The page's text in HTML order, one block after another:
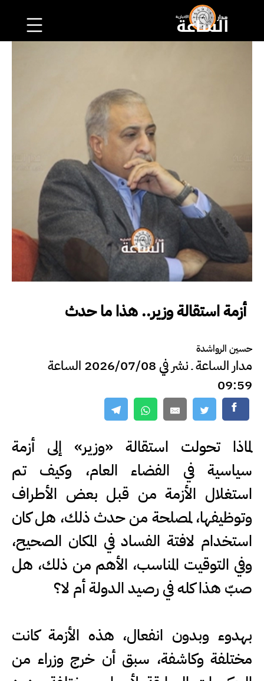
أزمة استقالة وزير.. هذا ما حدث
حسين الرواشدة
مدار الساعة ـ نشر في 2026/07/08 الساعة
09:59
لماذا تحولت استقالة «وزير» إلى أزمة
سياسية في الفضاء العام، وكيف تم
استغلال الأزمة من قبل بعض الأطراف
وتوظيفها، لمصلحة من حدث ذلك، هل كان
استخدام لافتة الفساد في المكان الصحيح،
وفي التوقيت المناسب، الأهم من ذلك، هل
صبّ هذا كله في رصيد الدولة أم لا؟
‏بهدوء وبدون انفعال، هذه الأزمة كانت
مختلفة وكاشفة، سبق أن خرج وزراء من